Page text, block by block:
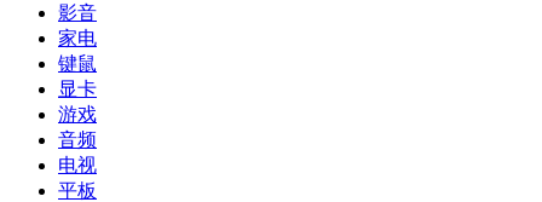
影音
家电
键鼠
显卡
游戏
音频
电视
平板